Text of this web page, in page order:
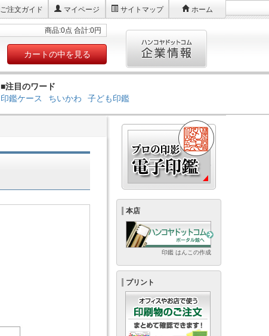
ご注文ガイド マイページ サイトマップ ホーム
商品:0点 合計:0円
カートの中を見る
■注目のワード
印鑑ケース
ちいかわ 子ども印鑑
本店
印鑑 はんこの作成
プリント